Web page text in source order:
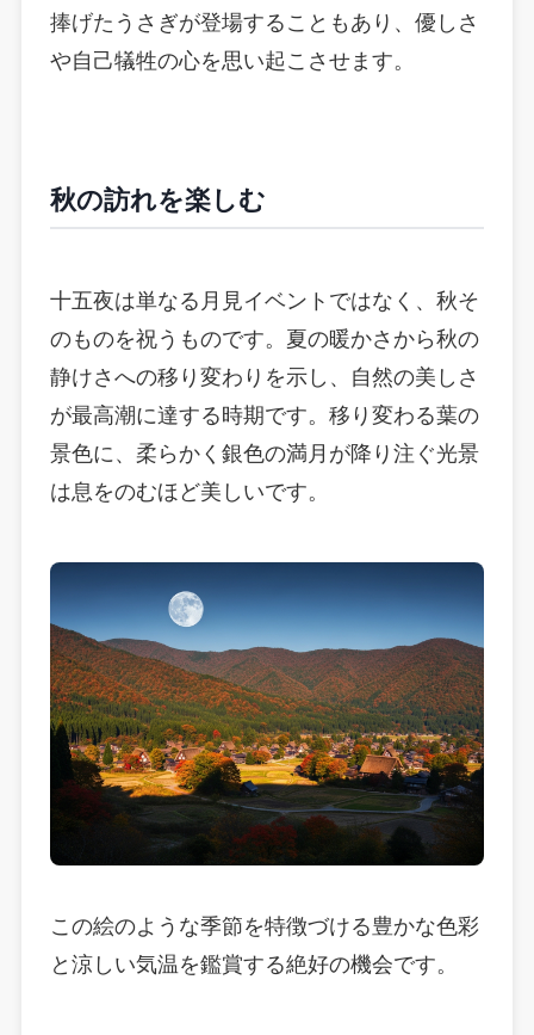
捧げたうさぎが登場することもあり、優しさ
や自己犠牲の心を思い起こさせます。
秋の訪れを楽しむ
十五夜は単なる月見イベントではなく、秋そ
のものを祝うものです。夏の暖かさから秋の
静けさへの移り変わりを示し、自然の美しさ
が最高潮に達する時期です。移り変わる葉の
景色に、柔らかく銀色の満月が降り注ぐ光景
は息をのむほど美しいです。
この絵のような季節を特徴づける豊かな色彩
と涼しい気温を鑑賞する絶好の機会です。